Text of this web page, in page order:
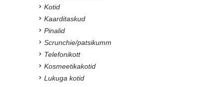
Kotid
Kaarditaskud
Pinalid
Scrunchie/patsikumm
Telefonikott
Kosmeetikakotid
Lukuga kotid